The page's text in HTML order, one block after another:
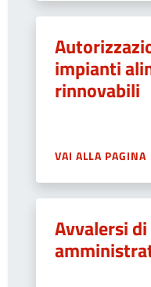
impianti
rinnovabili
VAI ALLA PAGINA
Avvalersi